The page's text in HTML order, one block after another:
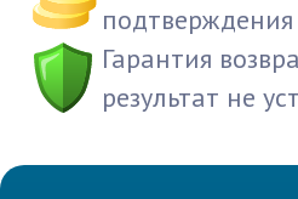
подтверждения
Гарантия
результат не